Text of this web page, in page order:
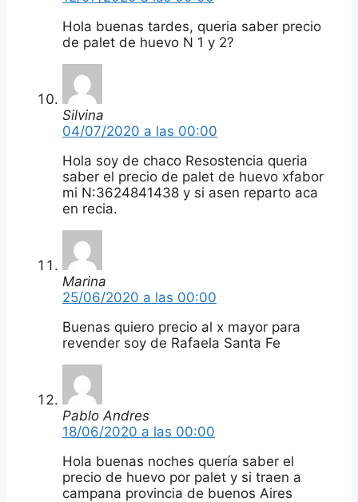
Hola buenas tardes, queria saber precio
de palet de huevo N 1 y 2?
Silvina
04/07/2020 a las 00:00
Hola soy de chaco Resostencia queria
saber el precio de palet de huevo xfabor
mi N:3624841438 y si asen reparto aca
en recia.
Marina
25/06/2020 a las 00:00
Buenas quiero precio al x mayor para
revender soy de Rafaela Santa Fe
Pablo Andres
18/06/2020 a las 00:00
Hola buenas noches quería saber el
precio de huevo por palet y si traen a
campana provincia de buenos Aires